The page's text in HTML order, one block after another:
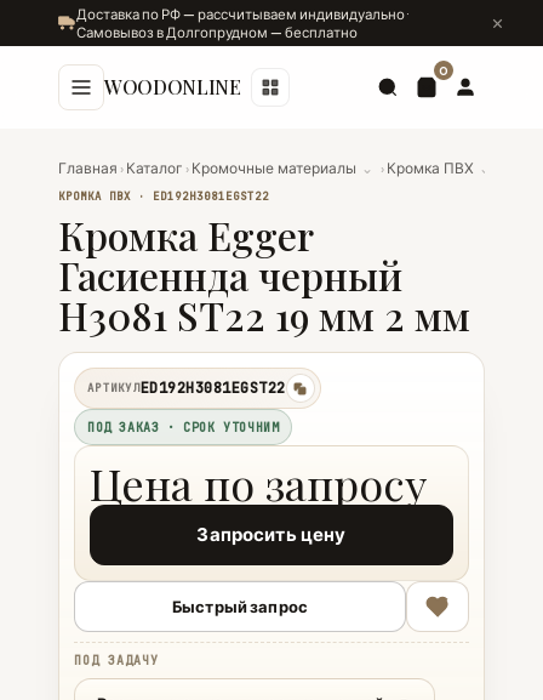
Доставка по РФ — рассчитываем индивидуально ·
Самовывоз в Долгопрудном — бесплатно
WOODONLINE
0
Главная › Каталог › Кромочные материалы ⌄ › Кромка ПВХ ⌄
КРОМКА ПВХ · ED192H3081EGST22
Кромка Egger
Гасиеннда черный
H3081 ST22 19 мм 2 мм
АРТИКУЛED192H3081EGST22
копировать
ПОД ЗАКАЗ · СРОК УТОЧНИМ
Цена по запросу
Запросить цену
Быстрый запрос
ПОД ЗАДАЧУ